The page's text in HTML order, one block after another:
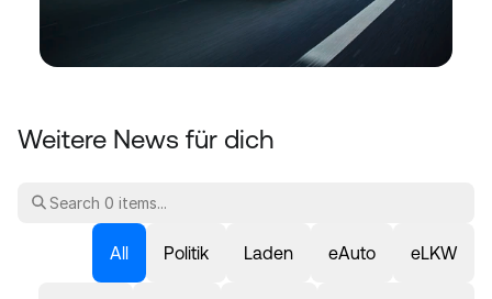
Weitere News für dich
All Politik Laden eAuto eLKW